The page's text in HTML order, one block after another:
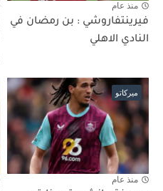
منذ عام
فيرينتفاروشي : بن رمضان في
النادي الاهلي
ميركاتو
منذ عام